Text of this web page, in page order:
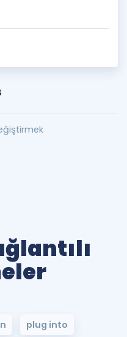
plug into